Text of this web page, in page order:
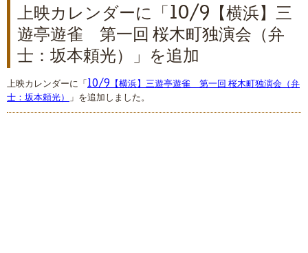
上映カレンダーに「10/9【横浜】三
遊亭遊雀 第一回 桜木町独演会（弁
士：坂本頼光）」を追加
上映カレンダーに「 10/9【横浜】三遊亭遊雀 第一回 桜木町独演会（弁
士：坂本頼光） 」を追加しました。